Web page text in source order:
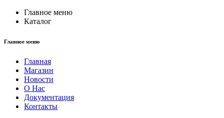
Главное меню
Каталог
Главное меню
Главная
Магазин
Новости
О Нас
Документация
Контакты